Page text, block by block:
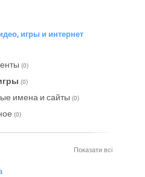
игры и интернет
(0)
(0)
имена и сайты (0)
(0)
Показати всі